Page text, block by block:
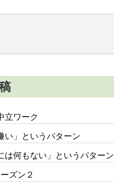
立ワーク
い」というパターン
は何もない」というパターン
ズン２